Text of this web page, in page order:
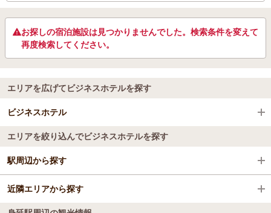
お探しの宿泊施設は見つかりませんでした。検索条件を変えて
再度検索してください。
エリアを広げてビジネスホテルを探す
ビジネスホテル
全国のビジネスホテル
下部・身延・早川
エリアを絞り込んでビジネスホテルを探す
駅周辺から探す
十島駅
近隣エリアから探す